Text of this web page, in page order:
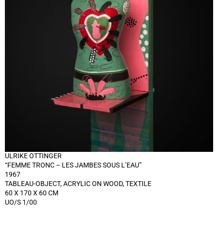
ULRIKE OTTINGER
“FEMME TRONC – LES JAMBES SOUS L’EAU”
1967
TABLEAU-OBJECT, ACRYLIC ON WOOD, TEXTILE
60 X 170 X 60 CM
UO/S 1/00